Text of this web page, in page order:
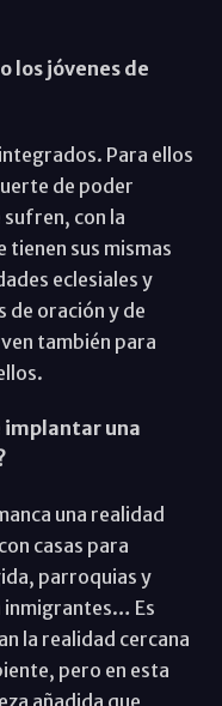
los jóvenes de
Para ellos
de poder
sufren, con la
tienen sus mismas
eclesiales y
de oración y de
también para
implantar una
una realidad
casas para
parroquias y
inmigrantes… Es
la realidad cercana
pero en esta